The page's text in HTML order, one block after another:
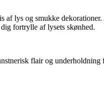
af lys og smukke
fortrylle af lysets skønhed.
flair og underholdning